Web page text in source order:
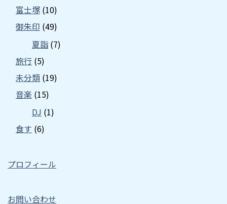
富士塚 (10)
御朱印 (49)
夏詣 (7)
旅行 (5)
未分類 (19)
音楽 (15)
DJ (1)
食す (6)
プロフィール
お問い合わせ